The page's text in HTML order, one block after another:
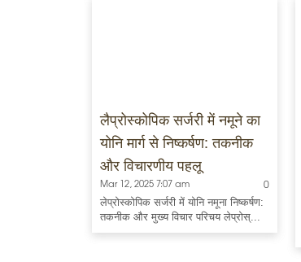
लैप्रोस्कोपिक सर्जरी में नमूने का
योनि मार्ग से निष्कर्षण: तकनीक
और विचारणीय पहलू
Mar 12, 2025 7:07 am 0
लेप्रोस्कोपिक सर्जरी में योनि नमूना निष्कर्षण:
तकनीक और मुख्य विचार परिचय लेप्रोस्...